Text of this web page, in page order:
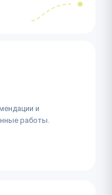
и
работы.